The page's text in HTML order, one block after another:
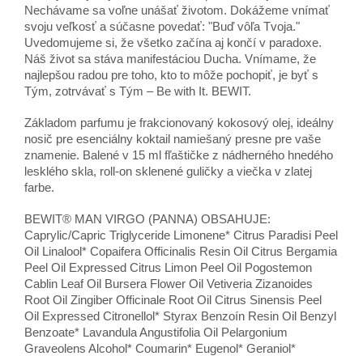
Nechávame sa voľne unášať životom. Dokážeme vnímať
svoju veľkosť a súčasne povedať: "Buď vôľa Tvoja."
Uvedomujeme si, že všetko začína aj končí v paradoxe.
Náš život sa stáva manifestáciou Ducha. Vnímame, že
najlepšou radou pre toho, kto to môže pochopiť, je byť s
Tým, zotrvávať s Tým – Be with It. BEWIT.
Základom parfumu je frakcionovaný kokosový olej, ideálny
nosič pre esenciálny koktail namiešaný presne pre vaše
znamenie. Balené v 15 ml fľaštičke z nádherného hnedého
lesklého skla, roll-on sklenené guličky a viečka v zlatej
farbe.
BEWIT® MAN VIRGO (PANNA) OBSAHUJE:
Caprylic/Capric Triglyceride Limonene* Citrus Paradisi Peel
Oil Linalool* Copaifera Officinalis Resin Oil Citrus Bergamia
Peel Oil Expressed Citrus Limon Peel Oil Pogostemon
Cablin Leaf Oil Bursera Flower Oil Vetiveria Zizanoides
Root Oil Zingiber Officinale Root Oil Citrus Sinensis Peel
Oil Expressed Citronellol* Styrax Benzoín Resin Oil Benzyl
Benzoate* Lavandula Angustifolia Oil Pelargonium
Graveolens Alcohol* Coumarin* Eugenol* Geraniol*